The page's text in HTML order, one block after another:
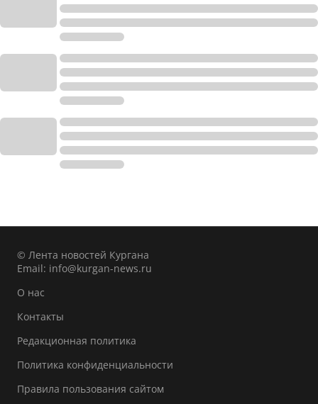
© Лента новостей Кургана
Email: info@kurgan-news.ru
О нас
Контакты
Редакционная политика
Политика конфиденциальности
Правила пользования сайтом